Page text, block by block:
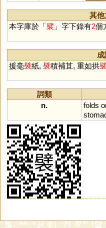
其
本字庫於「襞」字下錄有2個
援毫襞紙, 襞積補苴, 重如拱
詞類
n.
folds